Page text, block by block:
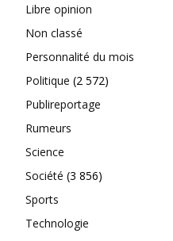
Libre opinion
Non classé
Personnalité du mois
Politique (2 572)
Publireportage
Rumeurs
Science
Société (3 856)
Sports
Technologie